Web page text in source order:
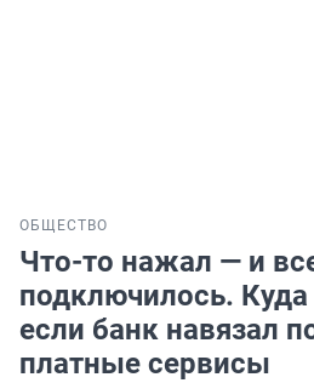
ОБЩЕСТВО
Что-то нажал — и
подключилось.
если банк навязал
платные сервисы